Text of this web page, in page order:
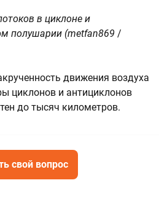
в циклоне и
полушарии (metfan869 /
движения воздуха
циклонов и антициклонов
до тысяч километров.
свой вопрос